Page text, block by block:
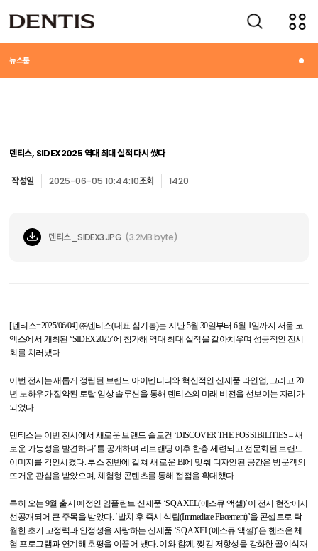
뉴스룸
덴티스, SIDEX2025 역대 최대 실적 다시 썼다
작성일 2025-06-05 10:44:10조회 1420
덴티스_SIDEX3.JPG (3.2MB byte)
[덴티스=2025/06/04]㈜덴티스(대표 심기봉)는 지난 5월 30일부터 6월 1일까지 서울 코
엑스에서 개최된 ‘SIDEX2025’에 참가해 역대 최대 실적을 갈아치우며 성공적인 전시
회를 치러냈다.
이번 전시는 새롭게 정립된 브랜드 아이덴티티와 혁신적인 신제품 라인업, 그리고 20
년 노하우가 집약된 토탈 임상 솔루션을 통해 덴티스의 미래 비전을 선보이는 자리가
되었다.
덴티스는 이번 전시에서 새로운 브랜드 슬로건 ‘DISCOVER THE POSSIBILITIES – 새
로운 가능성을 발견하다’를 공개하며 리브랜딩 이후 한층 세련되고 전문화된 브랜드
이미지를 각인시켰다. 부스 전반에 걸쳐 새 로운 BI에 맞춰 디자인된 공간은 방문객의
뜨거운 관심을 받았으며, 체험형 콘텐츠를 통해 접점을 확대했다.
특히 오는 9월 출시 예정인 임플란트 신제품 ‘SQ AXEL(에스큐 액셀)’이 전시 현장에서
선공개되어 큰 주목을 받았다. ‘발치 후 즉시 식립(Immediate Placement)’을 콘셉트로 탁
월한 초기 고정력과 안정성을 자랑하는 신제품 ‘SQ AXEL(에스큐 액셀)’은 핸즈온 체
험 프로그램과 연계해 호평을 이끌어 냈다. 이와 함께, 찢김 저항성을 강화한 골이식재